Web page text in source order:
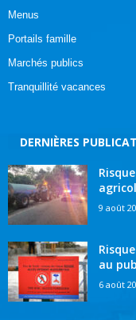
Menus
Portails famille
Marchés publics
Tranquillité vacances
DERNIÈRES
9 août
au
6 août